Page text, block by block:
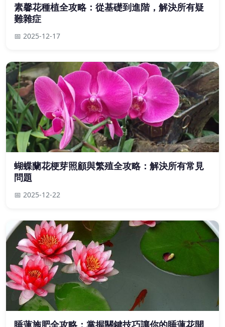
素馨花種植全攻略：從基礎到進階，解決所有疑
難雜症
📅 2025-12-17
蝴蝶蘭花梗芽照顧與繁殖全攻略：解決所有常見
問題
📅 2025-12-22
睡蓮施肥全攻略：掌握關鍵技巧讓你的睡蓮花開